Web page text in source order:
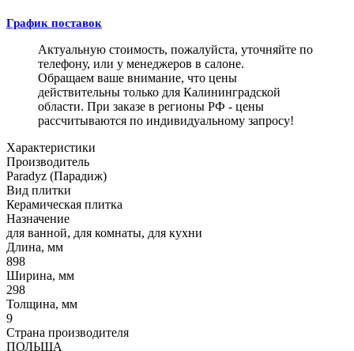
График поставок
Актуальную стоимость, пожалуйста, уточняйте по
телефону, или у менеджеров в салоне.
Обращаем ваше внимание, что цены
действительны только для Калининградской
области. При заказе в регионы РФ - цены
рассчитываются по индивидуальному запросу!
Характеристики
Производитель
Paradyz (Парадиж)
Вид плитки
Керамическая плитка
Назначение
для ванной, для комнаты, для кухни
Длина, мм
898
Ширина, мм
298
Толщина, мм
9
Страна производителя
ПОЛЬША